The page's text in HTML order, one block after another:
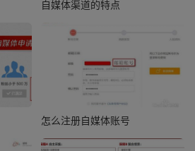
自媒体渠道的特点
怎么注册自媒体账号